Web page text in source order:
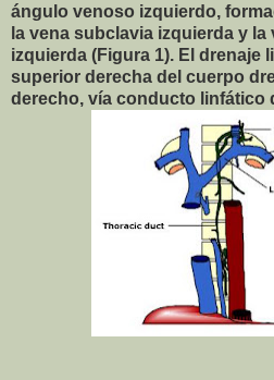
ángulo venoso izquierdo,
la vena subclavia izquierda y
izquierda (Figura 1). El drenaje
superior derecha del cuerpo
derecho, vía conducto linfático